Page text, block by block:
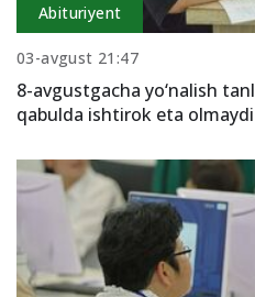
Abituriyent
03-avgust 21:47
8-avgustgacha yo‘nalish
qabulda ishtirok eta olmaydi